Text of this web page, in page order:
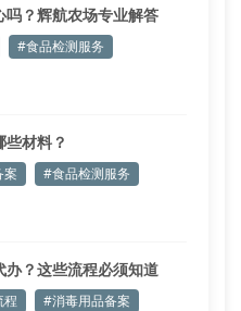
？辉航农场专业解答
#食品检测服务
材料？
案 #食品检测服务
？这些流程必须知道
程 #消毒用品备案